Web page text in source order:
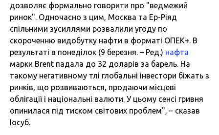
дозволяє формально говорити про "ведмежий
ринок". Одночасно з цим, Москва та Ер-Ріяд
спільними зусиллями розвалили угоду по
скороченню видобутку нафти в форматі ОПЕК+. В
результаті в понеділок (9 березня. – Ред.) нафта
марки Brent падала до 32 доларів за барель. На
такому негативному тлі глобальні інвестори біжать з
ринків, що розвиваються, продаючи місцеві
облігації і національні валюти. У цьому сенсі гривня
опинилася під тиском світових проблем", – сказав
Іосуб.